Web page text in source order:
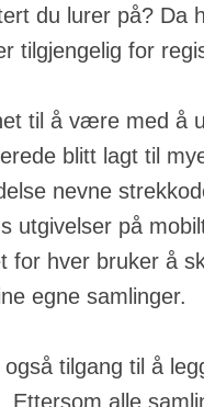
du lurer på? Da
tilgjengelig for
til å være med å
blitt lagt til
nevne
utgivelser på
for hver bruker å
egne samlinger.
tilgang til å
Ettersom alle